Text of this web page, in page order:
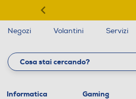
Negozi Volantini Servizi
Informatica Gaming